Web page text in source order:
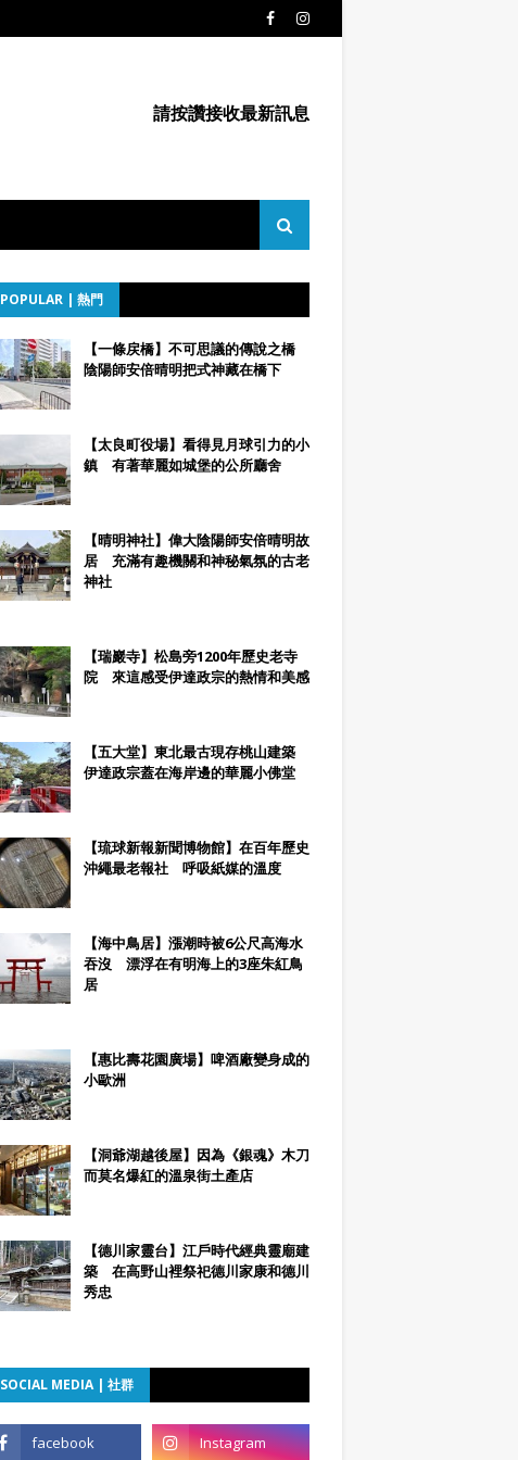
請按讚接收最新訊息
POPULAR | 熱門
【一條戻橋】不可思議的傳說之橋
陰陽師安倍晴明把式神藏在橋下
【太良町役場】看得見月球引力的小
鎮 有著華麗如城堡的公所廳舍
【晴明神社】偉大陰陽師安倍晴明故
居 充滿有趣機關和神秘氣氛的古老
神社
【瑞巖寺】松島旁1200年歷史老寺
院 來這感受伊達政宗的熱情和美感
【五大堂】東北最古現存桃山建築
伊達政宗蓋在海岸邊的華麗小佛堂
【琉球新報新聞博物館】在百年歷史
沖繩最老報社 呼吸紙媒的溫度
【海中鳥居】漲潮時被6公尺高海水
吞沒 漂浮在有明海上的3座朱紅鳥
居
【惠比壽花園廣場】啤酒廠變身成的
小歐洲
【洞爺湖越後屋】因為《銀魂》木刀
而莫名爆紅的溫泉街土產店
【德川家靈台】江戶時代經典靈廟建
築 在高野山裡祭祀德川家康和德川
秀忠
SOCIAL MEDIA | 社群